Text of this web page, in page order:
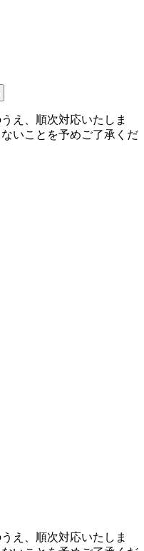
え、順次対応いたしま
いことを予めご了承くだ
え、順次対応いたしま